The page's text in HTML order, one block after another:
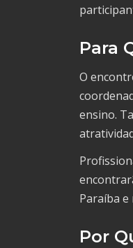
Para
O
ensino.
Paraíba e
Por